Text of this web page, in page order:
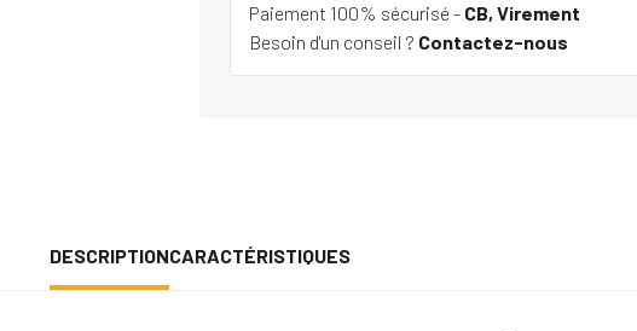
Paiement 100% sécurisé - CB, Virement
Besoin d'un conseil ? Contactez-nous
DESCRIPTIONCARACTÉRISTIQUES